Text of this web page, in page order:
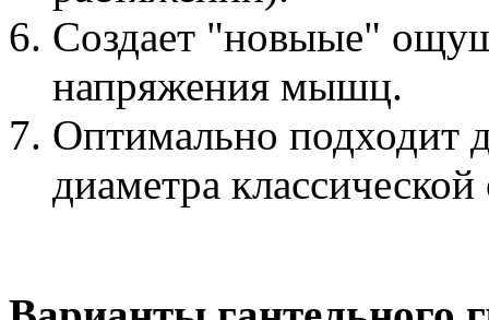
Создает "новыые"
напряжения мышц.
Оптимально подходит
диаметра